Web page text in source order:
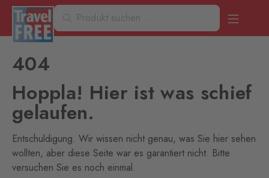
404
Hoppla! Hier ist was schief
gelaufen.
Entschuldigung. Wir wissen nicht genau, was Sie hier sehen
wollten, aber diese Seite war es garantiert nicht. Bitte
versuchen Sie es noch einmal.